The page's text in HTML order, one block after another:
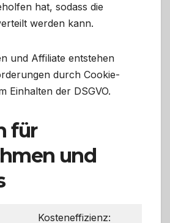
hat, sodass die
werden kann.
und Affiliate entstehen
durch Cookie-
Einhalten der DSGVO.
für
und
Kosteneffizienz: